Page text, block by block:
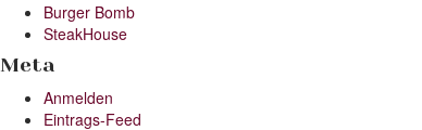
Burger Bomb
SteakHouse
Meta
Anmelden
Eintrags-Feed